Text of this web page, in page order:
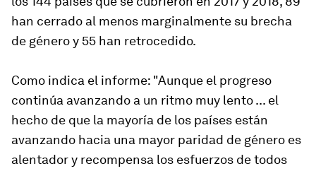
han cerrado al menos marginalmente su brecha
de género y 55 han retrocedido.
Como indica el informe: "Aunque el progreso
continúa avanzando a un ritmo muy lento ... el
hecho de que la mayoría de los países están
avanzando hacia una mayor paridad de género es
alentador y recompensa los esfuerzos de todos